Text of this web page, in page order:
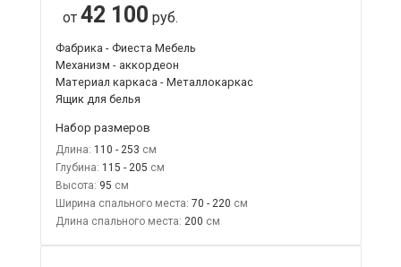
от 42 100 руб.
Фабрика - Фиеста Мебель
Механизм - аккордеон
Материал каркаса - Металлокаркас
Ящик для белья
Набор размеров
Длина: 110 - 253
Глубина: 115 - 205
Высота: 95
Ширина спального места: 70 - 220
Длина спального места: 200